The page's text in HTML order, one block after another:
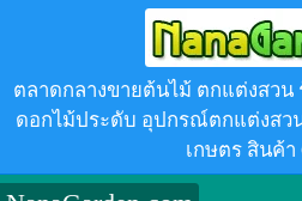
ตลาดกลางขายต้นไม้ ตกแต่งสวน
ดอกไม้ประดับ อุปกรณ์ตกแต่งสว
เกษตร สินค้า